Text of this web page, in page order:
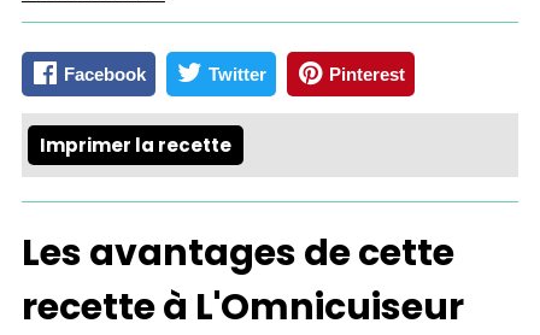
Facebook Twitter Pinterest
Imprimer la recette
Les avantages de cette
recette à L'Omnicuiseur